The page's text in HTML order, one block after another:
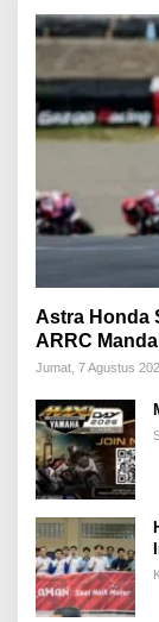
Astra Honda
ARRC
Jumat, 7 Agustus